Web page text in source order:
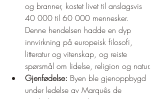
og branner, kostet livet til anslagsvis
40 000 til 60 000 mennesker.
Denne hendelsen hadde en dyp
innvirkning på europeisk filosofi,
litteratur og vitenskap, og reiste
spørsmål om lidelse, religion og natur.
Gjenfødelse: Byen ble gjenoppbygd
under ledelse av Marquês de